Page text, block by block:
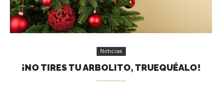
Noticias
¡NO TIRES TU ARBOLITO, TRUEQUÉALO!